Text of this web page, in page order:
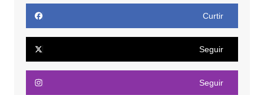
Curtir
Seguir
Seguir